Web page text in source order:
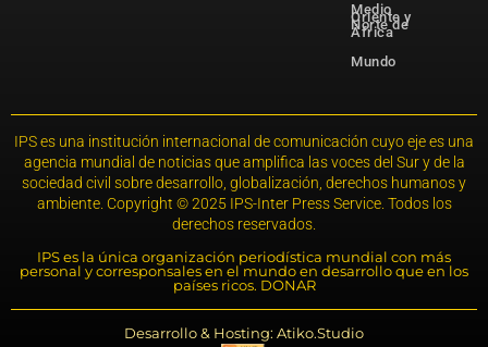
Medio
Oriente y
Norte de
África
Mundo
IPS es una institución internacional de comunicación cuyo eje es una
agencia mundial de noticias que amplifica las voces del Sur y de la
sociedad civil sobre desarrollo, globalización, derechos humanos y
ambiente. Copyright © 2025 IPS-Inter Press Service. Todos los
derechos reservados.
IPS es la única organización periodística mundial con más
personal y corresponsales en el mundo en desarrollo que en los
países ricos. DONAR
Desarrollo & Hosting: Atiko.Studio